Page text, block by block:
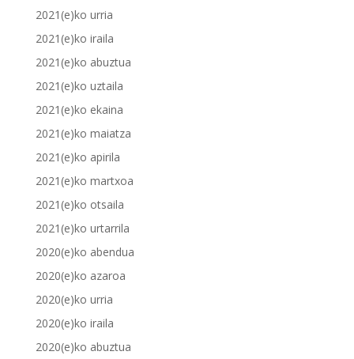
2021(e)ko urria
2021(e)ko iraila
2021(e)ko abuztua
2021(e)ko uztaila
2021(e)ko ekaina
2021(e)ko maiatza
2021(e)ko apirila
2021(e)ko martxoa
2021(e)ko otsaila
2021(e)ko urtarrila
2020(e)ko abendua
2020(e)ko azaroa
2020(e)ko urria
2020(e)ko iraila
2020(e)ko abuztua